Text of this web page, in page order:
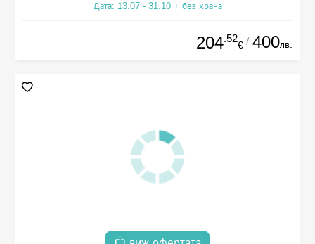
Дата: 13.07 - 31.10 + без храна
204.52
€ / 400лв.